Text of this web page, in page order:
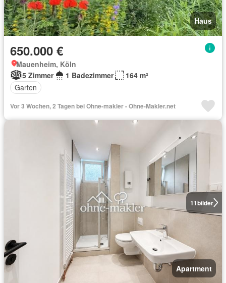
Haus
650.000 €
Mauenheim, Köln
5 Zimmer
1 Badezimmer
164 m²
Garten
Vor 3 Wochen, 2 Tagen bei Ohne-makler - Ohne-Makler.net
11bilder
Apartment